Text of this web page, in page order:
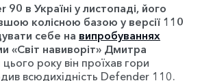
90 в Україні у листопаді, його
колісною базою у версії 110
себе на випробуваннях
«Світ навиворіт» Дмитра
цього року він проїхав гори
всюдихідність Defender 110.